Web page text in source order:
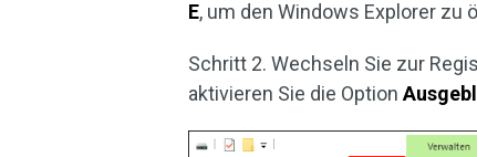
E, um den Windows Explorer zu
Schritt 2. Wechseln Sie zur
aktivieren Sie die Option